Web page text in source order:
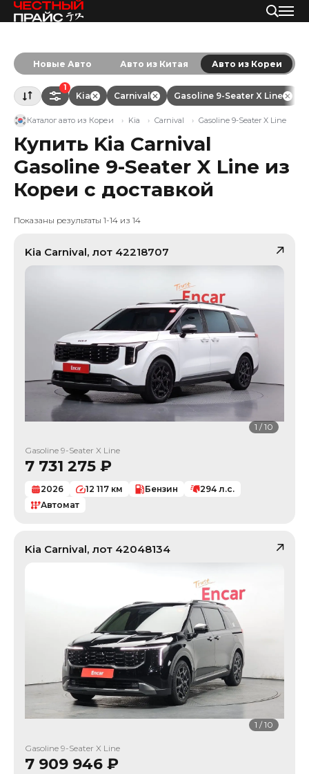
Новые Авто Авто из Китая Авто из Кореи
1
Kia Carnival Gasoline 9-Seater X Line
Каталог авто из Кореи Kia Carnival Gasoline 9-Seater X Line
Купить Kia Carnival
Gasoline 9-Seater X Line из
Кореи с доставкой
Показаны результаты 1-14 из 14
Kia Carnival, лот 42218707
1 /10
Gasoline 9-Seater X Line
7 731 275 ₽
2026 12 117 км Бензин 294 л.с.
Автомат
Kia Carnival, лот 42048134
1 /10
Gasoline 9-Seater X Line
7 909 946 ₽